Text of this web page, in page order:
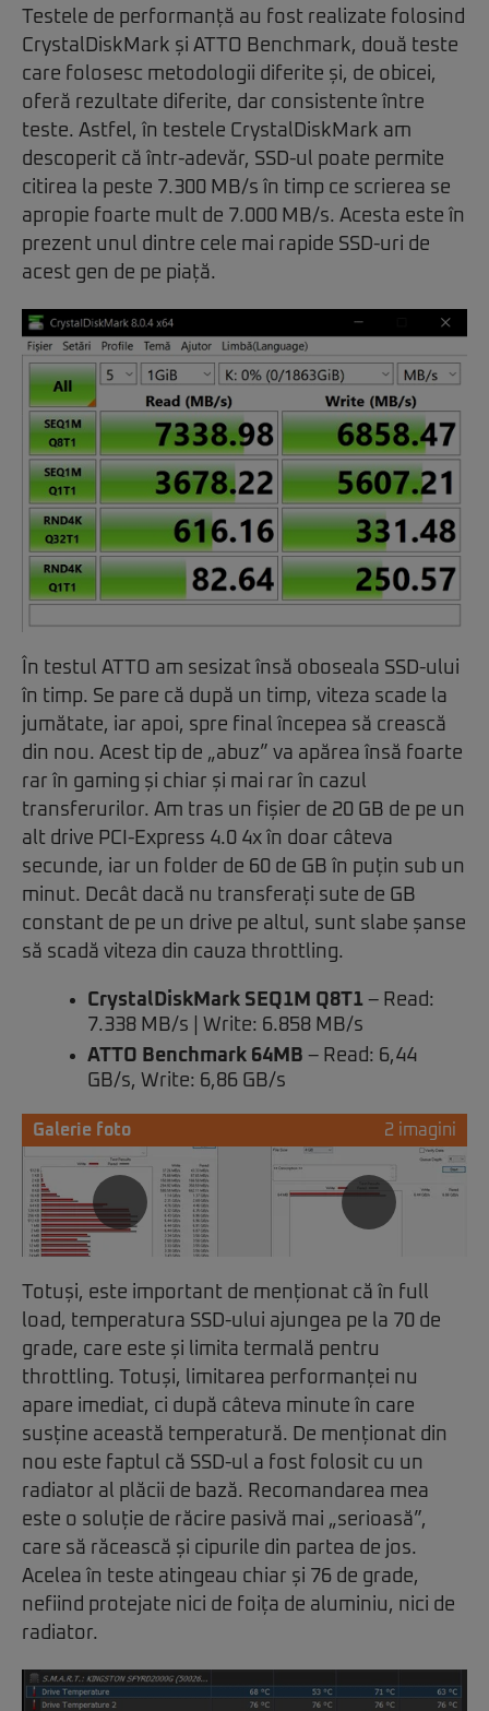
Testele de performanță au fost realizate folosind
CrystalDiskMark și ATTO Benchmark, două teste
care folosesc metodologii diferite și, de obicei,
oferă rezultate diferite, dar consistente între
teste. Astfel, în testele CrystalDiskMark am
descoperit că într-adevăr, SSD-ul poate permite
citirea la peste 7.300 MB/s în timp ce scrierea se
apropie foarte mult de 7.000 MB/s. Acesta este în
prezent unul dintre cele mai rapide SSD-uri de
acest gen de pe piață.
În testul ATTO am sesizat însă oboseala SSD-ului
în timp. Se pare că după un timp, viteza scade la
jumătate, iar apoi, spre final începea să crească
din nou. Acest tip de „abuz” va apărea însă foarte
rar în gaming și chiar și mai rar în cazul
transferurilor. Am tras un fișier de 20 GB de pe un
alt drive PCI-Express 4.0 4x în doar câteva
secunde, iar un folder de 60 de GB în puțin sub un
minut. Decât dacă nu transferați sute de GB
constant de pe un drive pe altul, sunt slabe șanse
să scadă viteza din cauza throttling.
CrystalDiskMark SEQ1M Q8T1 – Read:
7.338 MB/s | Write: 6.858 MB/s
ATTO Benchmark 64MB – Read: 6,44
GB/s, Write: 6,86 GB/s
Galerie foto 2 imagini
Totuși, este important de menționat că în full
load, temperatura SSD-ului ajungea pe la 70 de
grade, care este și limita termală pentru
throttling. Totuși, limitarea performanței nu
apare imediat, ci după câteva minute în care
susține această temperatură. De menționat din
nou este faptul că SSD-ul a fost folosit cu un
radiator al plăcii de bază. Recomandarea mea
este o soluție de răcire pasivă mai „serioasă”,
care să răcească și cipurile din partea de jos.
Acelea în teste atingeau chiar și 76 de grade,
nefiind protejate nici de foița de aluminiu, nici de
radiator.